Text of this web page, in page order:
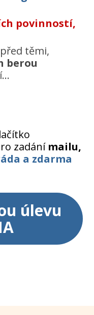
povinností,
před těmi,
berou
zadání mailu,
a zdarma
úlevu